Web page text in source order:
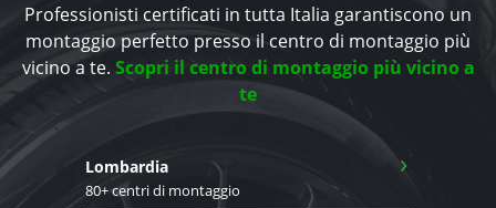
Professionisti certificati in tutta Italia garantiscono un
montaggio perfetto presso il centro di montaggio più
vicino a te. Scopri il centro di montaggio più vicino a
te
Lombardia
80+ centri di montaggio
›